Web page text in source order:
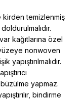
kirden temizlenmiş
kağıtlarına özel
yüzeye nonwoven
yapıştırılmalıdır.
yapmaz.
bindirme